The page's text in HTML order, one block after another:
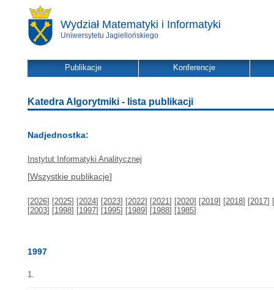
Wydział Matematyki i Informatyki
Uniwersytetu Jagiellońskiego
Publikacje Konferencje
Katedra Algorytmiki - lista publikacji
Nadjednostka:
Instytut Informatyki Analitycznej
[Wszystkie publikacje]
[2026] [2025] [2024] [2023] [2022] [2021] [2020] [2019] [2018] [2017] [
[2003] [1998] [1997] [1995] [1989] [1988] [1985]
1997
1.